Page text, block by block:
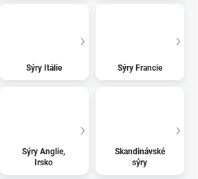
Sýry Itálie Sýry Francie
Sýry Anglie,
Irsko
Skandinávské
sýry